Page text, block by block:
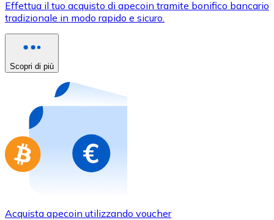
Usa le carte Visa e Mastercard per acquistare
Acquista con carta
Acquista gift card dei tuoi marchi preferiti con
Vai al negozio di carte regalo
Effettua il tuo acquisto di apecoin tramite bonifico bancario
tradizionale in modo rapido e sicuro.
Scopri di più
Acquista apecoin utilizzando voucher